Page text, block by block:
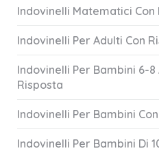
Indovinelli Matematici Con
Indovinelli Per Adulti Con
Indovinelli Per Bambini 6-8
Risposta
Indovinelli Per Bambini
Indovinelli Per Bambini Di